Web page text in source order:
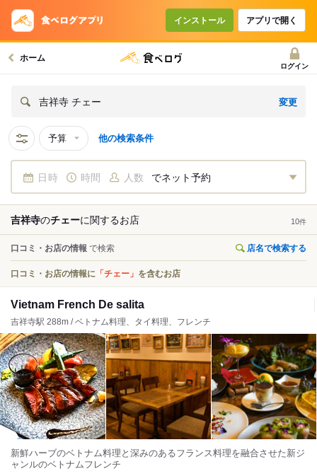
インストール アプリで開く
ホーム
ログイン
吉祥寺 チェー 変更
予算 他の検索条件
日時 時間 人数 でネット予約
吉祥寺のチェーに関するお店 10件
口コミ・お店の情報 で検索 店名で検索する
口コミ・お店の情報に 「チェー」 を含むお店
Vietnam French De salita
吉祥寺駅 288m / ベトナム料理、タイ料理、フレンチ
新鮮ハーブのベトナム料理と深みのあるフランス料理を融合させた新ジ
ャンルのベトナムフレンチ